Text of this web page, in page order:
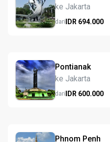
ke Jakarta
dariIDR 694.000
Pontianak
ke Jakarta
dariIDR 600.000
Phnom Penh